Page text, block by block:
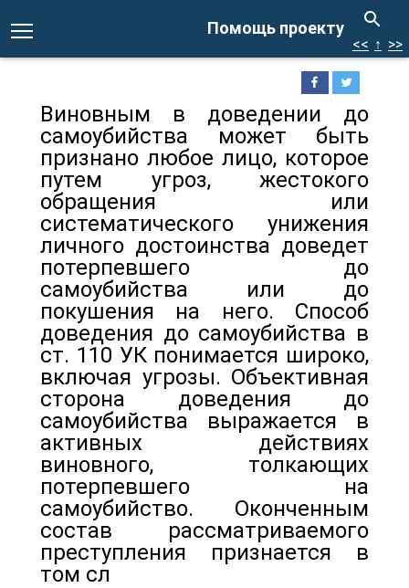
Помощь проекту
<< ↑ >>
Виновным в доведении до
самоубийства может быть
признано любое лицо, которое
путем угроз, жестокого
обращения или
систематического унижения
личного достоинства доведет
потерпевшего до
самоубийства или до
покушения на него. Способ
доведения до самоубийства в
ст. 110 УК понимается широко,
включая угрозы. Объективная
сторона доведения до
самоубийства выражается в
активных действиях
виновного, толкающих
потерпевшего на
самоубийство. Оконченным
состав рассматриваемого
преступления признается в
том сл